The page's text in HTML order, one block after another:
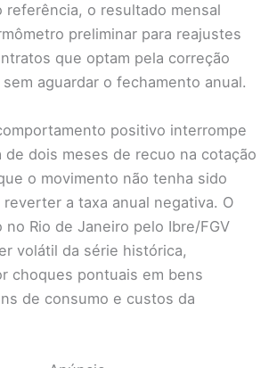
referência, o resultado mensal
preliminar para reajustes
que optam pela correção
aguardar o fechamento anual.
positivo interrompe
de dois meses de recuo na cotação
o movimento não tenha sido
a taxa anual negativa. O
no Rio de Janeiro pelo Ibre/FGV
volátil da série histórica,
choques pontuais em bens
de consumo e custos da